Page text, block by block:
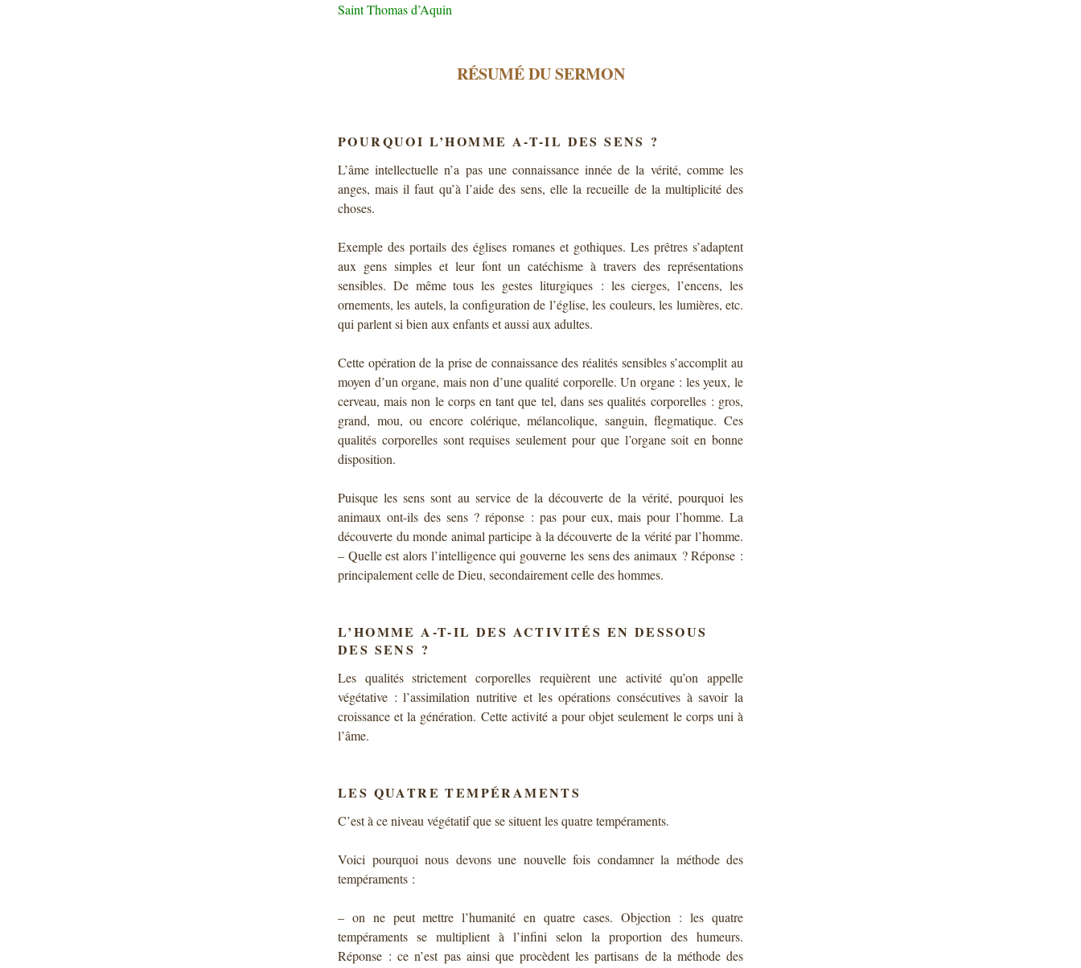
Saint Thomas d’Aquin
RÉSUMÉ DU SERMON
POURQUOI L’HOMME A-T-IL DES SENS ?
L’âme intellectuelle n’a pas une connaissance innée de la vérité, comme les
anges, mais il faut qu’à l’aide des sens, elle la recueille de la multiplicité des
choses.
Exemple des portails des églises romanes et gothiques. Les prêtres s’adaptent
aux gens simples et leur font un catéchisme à travers des représentations
sensibles. De même tous les gestes liturgiques : les cierges, l’encens, les
ornements, les autels, la configuration de l’église, les couleurs, les lumières, etc.
qui parlent si bien aux enfants et aussi aux adultes.
Cette opération de la prise de connaissance des réalités sensibles s’accomplit au
moyen d’un organe, mais non d’une qualité corporelle. Un organe : les yeux, le
cerveau, mais non le corps en tant que tel, dans ses qualités corporelles : gros,
grand, mou, ou encore colérique, mélancolique, sanguin, flegmatique. Ces
qualités corporelles sont requises seulement pour que l’organe soit en bonne
disposition.
Puisque les sens sont au service de la découverte de la vérité, pourquoi les
animaux ont-ils des sens ? réponse : pas pour eux, mais pour l’homme. La
découverte du monde animal participe à la découverte de la vérité par l’homme.
– Quelle est alors l’intelligence qui gouverne les sens des animaux ? Réponse :
principalement celle de Dieu, secondairement celle des hommes.
L’HOMME A-T-IL DES ACTIVITÉS EN DESSOUS
DES SENS ?
Les qualités strictement corporelles requièrent une activité qu’on appelle
végétative : l’assimilation nutritive et les opérations consécutives à savoir la
croissance et la génération. Cette activité a pour objet seulement le corps uni à
l’âme.
LES QUATRE TEMPÉRAMENTS
C’est à ce niveau végétatif que se situent les quatre tempéraments.
Voici pourquoi nous devons une nouvelle fois condamner la méthode des
tempéraments :
– on ne peut mettre l’humanité en quatre cases. Objection : les quatre
tempéraments se multiplient à l’infini selon la proportion des humeurs.
Réponse : ce n’est pas ainsi que procèdent les partisans de la méthode des